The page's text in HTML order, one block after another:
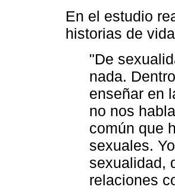
En el estudio
historias de
"De
nada.
enseñar en
no nos
común que
sexuales.
sexualidad,
relaciones